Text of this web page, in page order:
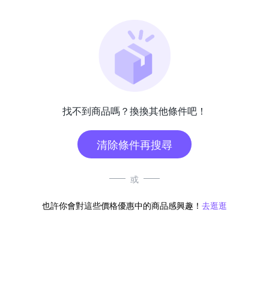
找不到商品嗎？換換其他條件吧！
清除條件再搜尋
或
也許你會對這些價格優惠中的商品感興趣！ 去逛逛